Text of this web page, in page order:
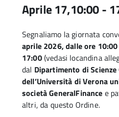
Aprile 17,10:00-
Segnaliamo la giornata
aprile 2026, dalle ore
17:00(vedasi locandina
dal Dipartimento di
dell’Università di Verona
società GeneralFinance e
altri, da questo Ordine.